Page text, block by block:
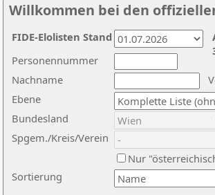
Willkommen bei den
Nachname
Ebene
Sortierung
Personennummer
Bundesland
Spgem./Kreis/Verein
Nur
FIDE-Elolisten Stand